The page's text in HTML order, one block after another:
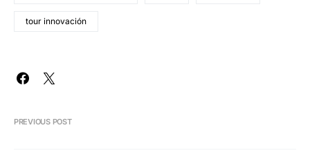
tour innovación
PREVIOUS POST